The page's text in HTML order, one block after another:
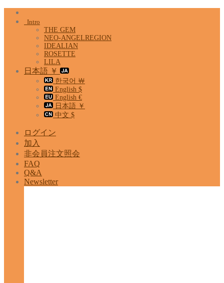
Skip
Intro
THE GEM
NEO-ANGELREGION
IDEALIAN
ROSETTE
LILA
日本語 ￥
한국어 ￦
English $
English €
日本語 ￥
中文 $
ログイン
加入
非会員注文照会
FAQ
Q&A
Newsletter